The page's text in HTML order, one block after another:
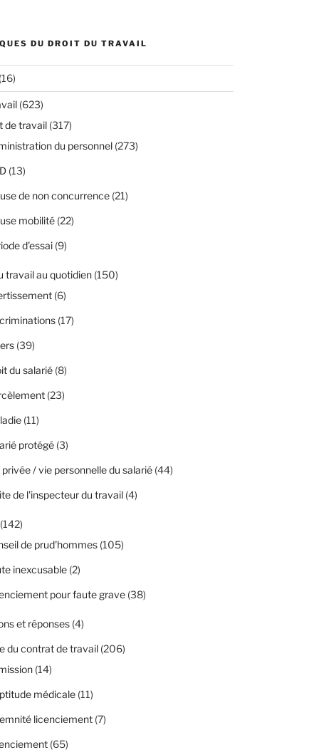
DU DROIT DU TRAVAIL
(623)
de travail(317)
du personnel(273)
(13)
de non concurrence(21)
mobilité(22)
d'essai(9)
travail au quotidien(150)
(6)
(17)
(39)
du salarié(8)
(23)
(11)
protégé(3)
/ vie personnelle du salarié(44)
de l'inspecteur du travail(4)
de prud'hommes(105)
inexcusable(2)
pour faute grave(38)
et réponses(4)
du contrat de travail(206)
(14)
médicale(11)
licenciement(7)
(65)